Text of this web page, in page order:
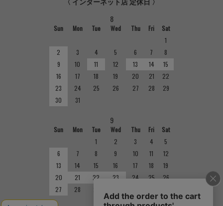
8
Sun Mon Tue Wed Thu Fri
Sat
1
2
3 4 5 6 7
8
9
10 11 12 13 14
15
16
17 18 19 20 21
22
23
24 25 26 27 28
29
30
31
9
Sun Mon Tue Wed Thu Fri
Sat
1
2 3 4
5
6
7 8 9 10 11
12
13
14 15 16 17 18
19
20
21 22 23 24 25
26
27
28